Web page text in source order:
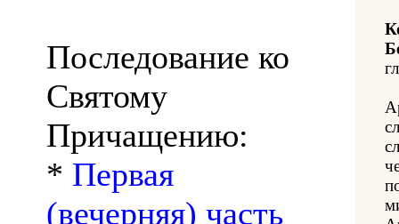
Последование ко
Святому
Причащению:
* Первая
(вечерняя) часть